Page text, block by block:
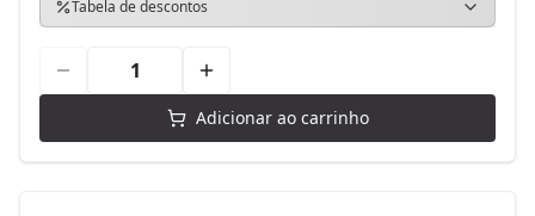
Tabela de descontos
Adicionar ao carrinho